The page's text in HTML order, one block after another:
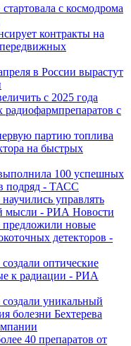
с космодрома
контракты на
в России вырастут
с 2025 года
с
партию топлива
на быстрых
100 успешных
подряд - ТАСС
управлять
мысли - РИА Новости
предложили новые
детекторов -
оптические
к радиации - РИА
уникальный
болезни Бехтерева
40 препаратов от